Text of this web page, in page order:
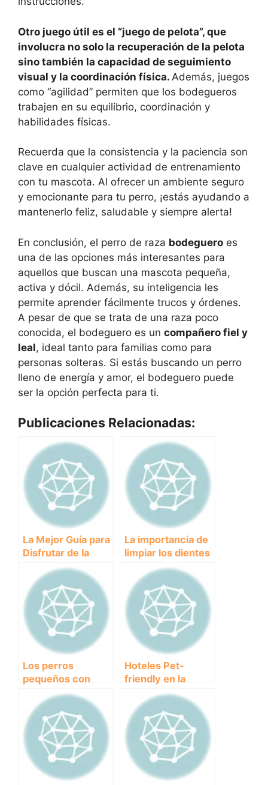
Otro juego útil es el “juego de pelota”, que
involucra no solo la recuperación de la pelota
sino también la capacidad de seguimiento
visual y la coordinación física. Además, juegos
como “agilidad” permiten que los bodegueros
trabajen en su equilibrio, coordinación y
habilidades físicas.
Recuerda que la consistencia y la paciencia son
clave en cualquier actividad de entrenamiento
con tu mascota. Al ofrecer un ambiente seguro
y emocionante para tu perro, ¡estás ayudando a
mantenerlo feliz, saludable y siempre alerta!
En conclusión, el perro de raza bodeguero es
una de las opciones más interesantes para
aquellos que buscan una mascota pequeña,
activa y dócil. Además, su inteligencia les
permite aprender fácilmente trucos y órdenes.
A pesar de que se trata de una raza poco
conocida, el bodeguero es un compañero fiel y
leal, ideal tanto para familias como para
personas solteras. Si estás buscando un perro
lleno de energía y amor, el bodeguero puede
ser la opción perfecta para ti.
Publicaciones Relacionadas:
La Mejor Guía para
Disfrutar de la
Playa de Perros en
Murcia: Todo lo
que Necesitas
Saber
La importancia de
limpiar los dientes
del perro:
consejos y
técnicas
efectivas.
Los perros
pequeños con
pelo largo más
adorables y fáciles
de cuidar
Hoteles Pet-
friendly en la
Playa: Disfruta tus
Vacaciones con Tu
Mascota